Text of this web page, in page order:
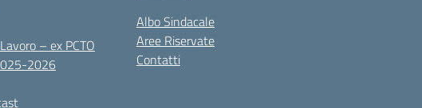
– ex PCTO
2026
Albo Sindacale
Aree Riservate
Contatti